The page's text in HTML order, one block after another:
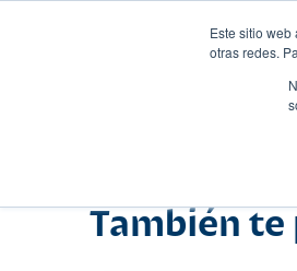
Este sitio
otras redes.
También